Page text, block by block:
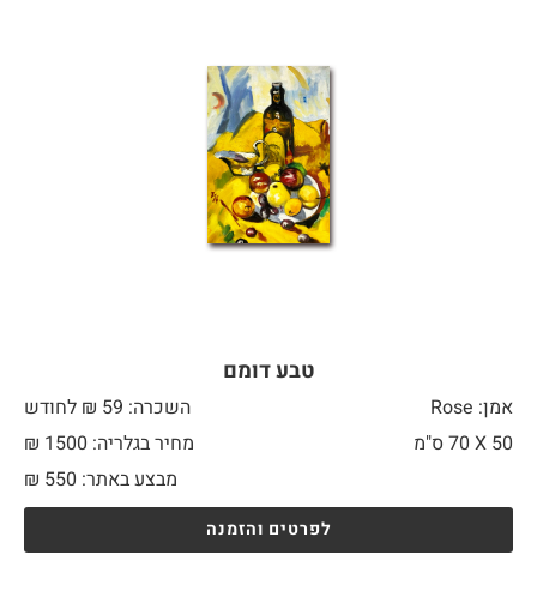
טבע דומם
אמן: Rose
השכרה: 59 ₪ לחודש
50 X
מחיר בגלריה: 1500 ₪
מבצע באתר:
₪ 550
לפרטים והזמנה